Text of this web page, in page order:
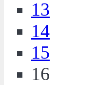
13
14
15
16